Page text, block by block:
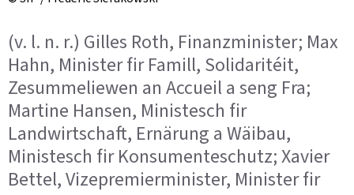
(v. l. n. r.) Gilles Roth, Finanzminister; Max
Hahn, Minister fir Famill, Solidaritéit,
Zesummeliewen an Accueil a seng Fra;
Martine Hansen, Ministesch fir
Landwirtschaft, Ernärung a Wäibau,
Ministesch fir Konsumenteschutz; Xavier
Bettel, Vizepremierminister, Minister fir